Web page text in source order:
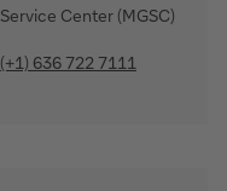
Service Center (MGSC)
(+1) 636 722 7111